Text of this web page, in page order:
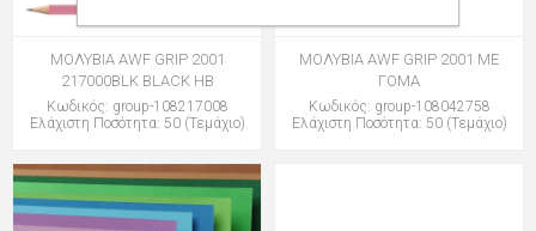
ΜΟΛΥΒΙΑ AWF GRIP 2001
217000BLK BLACK HB
Κωδικός: group-108217008
Ελάχιστη Ποσότητα: 50 (Τεμάχιο)
ΜΟΛΥΒΙΑ AWF GRIP 2001 ME
ΓΟΜΑ
Κωδικός: group-108042758
Ελάχιστη Ποσότητα: 50 (Τεμάχιο)